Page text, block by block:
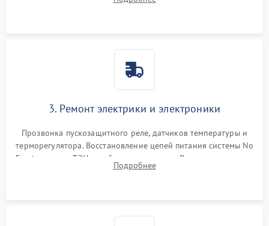
продувка капиллярной трубки для устранения засоров.
3. Ремонт электрики и электроники
Прозвонка пускозащитного реле, датчиков температуры и
терморегулятора. Восстановление цепей питания системы No
Frost, включая ТЭН оттайки и вентилятор. Ремонт или замена
платы управления при сбоях алгоритмов.
Подробнее